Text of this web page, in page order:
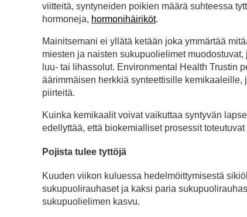
viitteitä, syntyneiden poikien määrä suhteessa
hormoneja, hormonihäiriköt.
Mainitsemani ei yllätä ketään joka ymmärtää
miesten ja naisten sukupuolielimet
luu- tai lihassolut. Environmental Health Trustin
äärimmäisen herkkiä synteettisille
piirteitä.
Kuinka kemikaalit voivat vaikuttaa syntyvän
edellyttää, että biokemialliset prosessit
Pojista tulee tyttöjä
Kuuden viikon kuluessa hedelmöittymisestä
sukupuolirauhaset ja kaksi paria
sukupuolielimen kasvu.